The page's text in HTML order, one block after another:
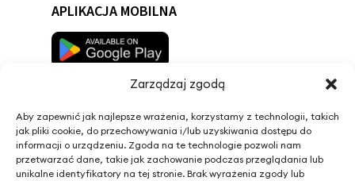
Zarządzaj zgodą
Aby zapewnić jak najlepsze wrażenia, korzystamy z technologii, takich
jak pliki cookie, do przechowywania i/lub uzyskiwania dostępu do
informacji o urządzeniu. Zgoda na te technologie pozwoli nam
przetwarzać dane, takie jak zachowanie podczas przeglądania lub
unikalne identyfikatory na tej stronie. Brak wyrażenia zgody lub
APLIKACJA MOBILNA